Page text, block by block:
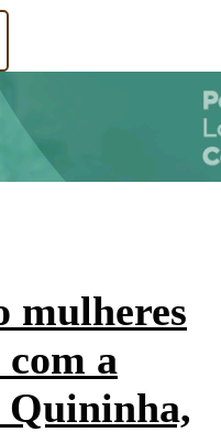
mulheres
com a
Quininha,